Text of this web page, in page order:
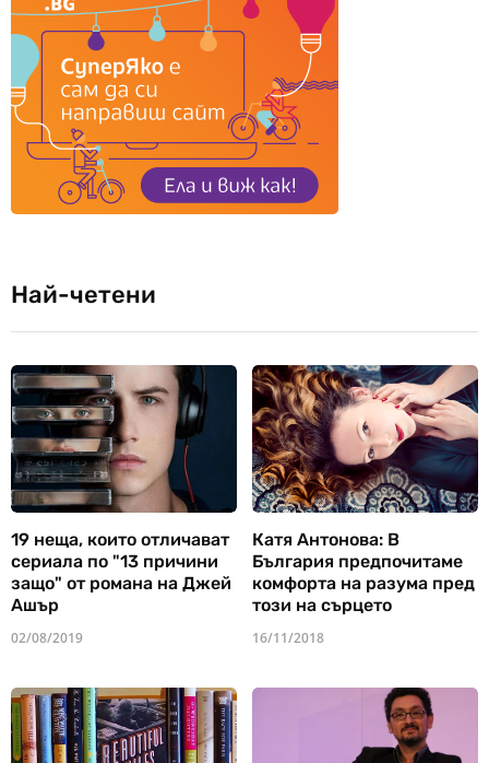
Най-четени
19 неща, които отличават
сериала по "13 причини
защо" от романа на Джей
Ашър
02/08/2019
Катя Антонова: В
България предпочитаме
комфорта на разума пред
този на сърцето
16/11/2018